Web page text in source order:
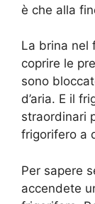
è che alla
La brina nel
coprire le
sono
d’aria. E il
straordinari
frigorifero a
Per sapere
accendete